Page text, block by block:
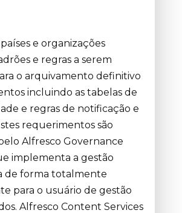
e organizações
e regras a serem
o arquivamento definitivo
incluindo as tabelas de
e regras de notificação e
requerimentos são
Alfresco Governance
implementa a gestão
de forma totalmente
para o usuário de gestão
Alfresco Content Services